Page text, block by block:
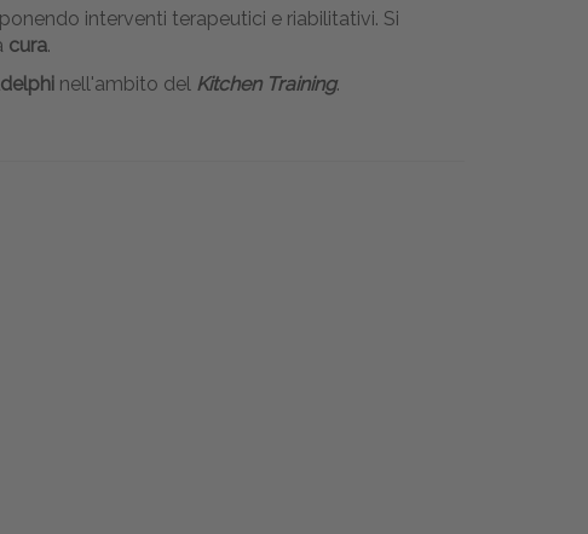
interventi terapeutici e riabilitativi. Si
cura.
nell'ambito del Kitchen Training.